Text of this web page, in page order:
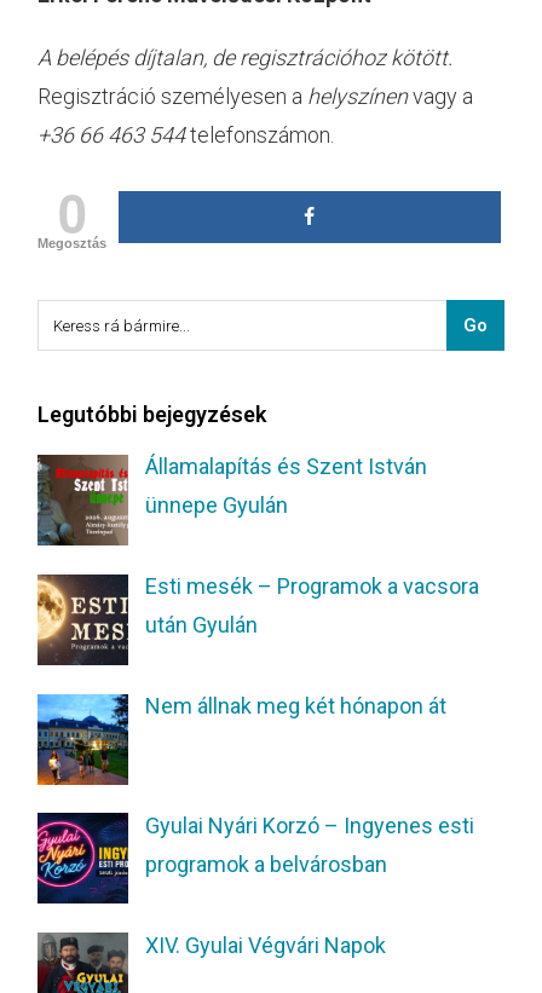
A belépés díjtalan, de regisztrációhoz kötött.
Regisztráció személyesen a helyszínenvagy a
+36 66 463 544telefonszámon.
0
Megosztás
Legutóbbi bejegyzések
Államalapítás és Szent István
ünnepe Gyulán
Esti mesék – Programok a vacsora
után Gyulán
Nem állnak meg két hónapon át
Gyulai Nyári Korzó – Ingyenes esti
programok a belvárosban
XIV. Gyulai Végvári Napok